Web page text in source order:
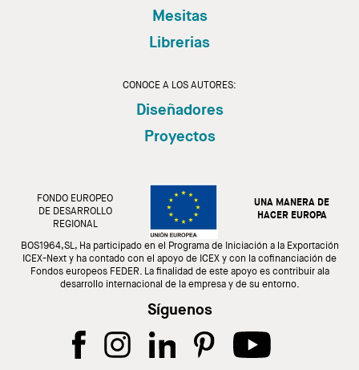
Mesitas
Librerias
CONOCE A LOS AUTORES:
Diseñadores
Proyectos
FONDO EUROPEO
DE DESARROLLO
REGIONAL
UNA MANERA DE
HACER EUROPA
BOS1964,SL, Ha participado en el Programa de Iniciación a la Exportación
ICEX-Next y ha contado con el apoyo de ICEX y con la cofinanciación de
Fondos europeos FEDER. La finalidad de este apoyo es contribuir ala
desarrollo internacional de la empresa y de su entorno.
Síguenos